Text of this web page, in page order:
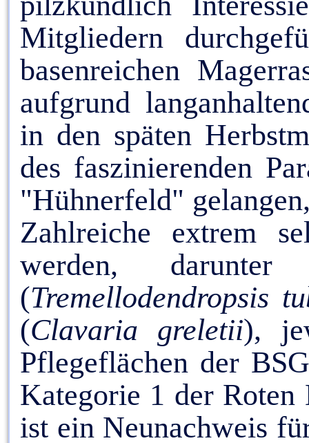
Mitgliedern
basenreichen
aufgrund
in den späten
des faszinierenden
"Hühnerfeld"
Zahlreiche extrem
werden, darunter
(Tremellodendropsis
(Clavaria greletii),
Pflegeflächen der
Kategorie 1 der Roten
ist ein Neunachweis